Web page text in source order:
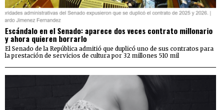
Escándalo en el Senado: aparece dos veces contrato millonario
y ahora quieren borrarlo
El Senado de la República admitió que duplicó uno de sus contratos para
la prestación de servicios de cultura por 32 millones 510 mil